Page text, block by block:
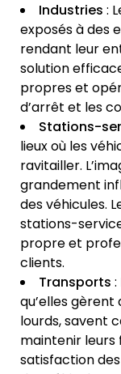
Industries :
exposés à des
rendant leur
solution
propres et
d’arrêt et les
Stations-
lieux où les
ravitailler.
grandement
des véhicules.
stations-
propre et
clients.
Transports
qu’elles gèrent
lourds, savent
maintenir
satisfaction